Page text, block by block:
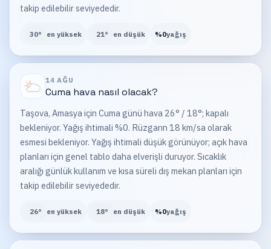
takip edilebilir seviyededir.
30° en yüksek 21° en düşük %0yağış
14 AĞU
Cumahava nasıl olacak?
Taşova, Amasya için Cuma günü hava 26° / 18°; kapalı
bekleniyor. Yağış ihtimali %0. Rüzgarın 18 km/sa olarak
esmesi bekleniyor. Yağış ihtimali düşük görünüyor; açık hava
planları için genel tablo daha elverişli duruyor. Sıcaklık
aralığı günlük kullanım ve kısa süreli dış mekan planları için
takip edilebilir seviyededir.
26° en yüksek 18° en düşük %0yağış